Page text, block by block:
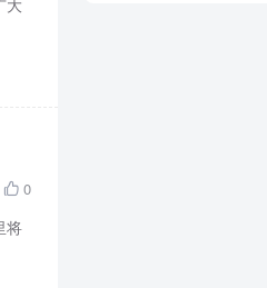
大
 0
将